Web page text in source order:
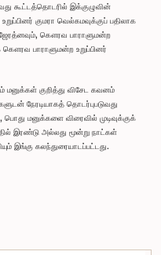
கூட்டத்தொடரில் இக்குழுவின்
குமரா வெல்கமவுக்குப் பதிலாக
கௌரவ பாராளுமன்ற
கௌரவ பாராளுமன்ற உறுப்பினர்
மனுக்கள் குறித்து விசேட கவனம்
நேரடியாகத் தொடர்புபடுவது
மனுக்களை விரைவில் முடிவுக்குக்
இரண்டு அல்லது மூன்று நாட்கள்
இங்கு கலந்துரையாடப்பட்டது.